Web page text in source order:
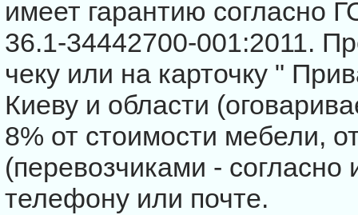
имеет гарантию согласно
36.1-34442700-001:2011.
чеку или на карточку "
Киеву и области
8% от стоимости мебели,
(перевозчиками -
телефону или почте.